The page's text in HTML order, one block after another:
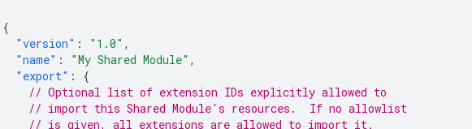
{
"version" : "1.0" ,
"name" : "My Shared Module" ,
"export" :
{
// Optional list of extension IDs explicitly allowed to
// import this Shared Module's resources.  If no allowlist
// is given, all extensions are allowed to import it.